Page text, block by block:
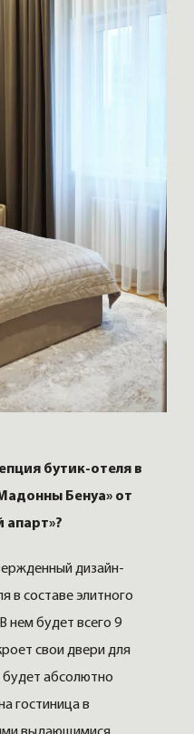
бутик-отеля в
Бенуа» от
апарт»?
дизайн-
в составе элитного
нем будет всего 9
свои двери для
абсолютно
гостиница в